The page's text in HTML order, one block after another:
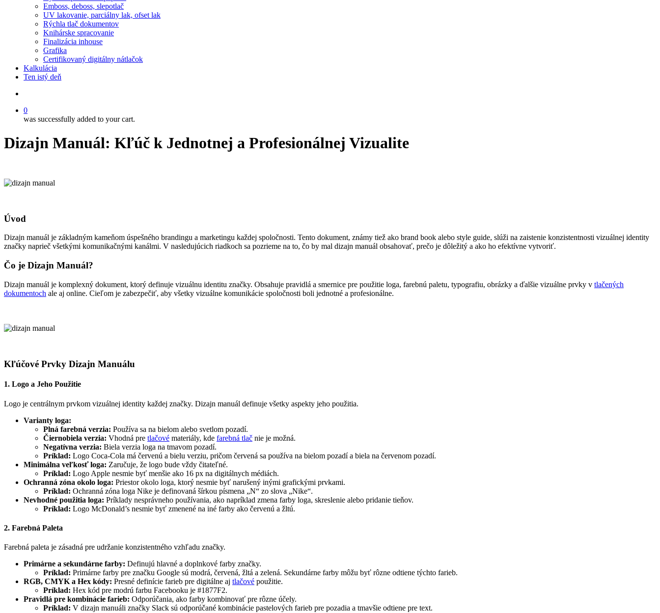
Emboss, deboss, slepotlač
UV lakovanie, parciálny lak, ofset lak
Rýchla tlač dokumentov
Knihárske spracovanie
Finalizácia inhouse
Grafika
Certifikovaný digitálny nátlačok
Kalkulácia
Ten istý deň
0
was successfully added to your cart.
Dizajn Manuál: Kľúč k Jednotnej a Profesionálnej Vizualite
Úvod
Dizajn manuál je základným kameňom úspešného brandingu a marketingu každej spoločnosti. Tento dokument, známy tiež ako brand book alebo style guide, slúži na zaistenie konzistentnosti vizuálnej identity
značky naprieč všetkými komunikačnými kanálmi. V nasledujúcich riadkoch sa pozrieme na to, čo by mal dizajn manuál obsahovať, prečo je dôležitý a ako ho efektívne vytvoriť.
Čo je Dizajn Manuál?
Dizajn manuál je komplexný dokument, ktorý definuje vizuálnu identitu značky. Obsahuje pravidlá a smernice pre použitie loga, farebnú paletu, typografiu, obrázky a ďalšie vizuálne prvky v tlačených
dokumentoch ale aj online. Cieľom je zabezpečiť, aby všetky vizuálne komunikácie spoločnosti boli jednotné a profesionálne.
Kľúčové Prvky Dizajn Manuálu
1. Logo a Jeho Použitie
Logo je centrálnym prvkom vizuálnej identity každej značky. Dizajn manuál definuje všetky aspekty jeho použitia.
Varianty loga:
Plná farebná verzia: Používa sa na bielom alebo svetlom pozadí.
Čiernobiela verzia: Vhodná pre tlačové materiály, kde farebná tlač nie je možná.
Negatívna verzia: Biela verzia loga na tmavom pozadí.
Príklad: Logo Coca-Cola má červenú a bielu verziu, pričom červená sa používa na bielom pozadí a biela na červenom pozadí.
Minimálna veľkosť loga: Zaručuje, že logo bude vždy čitateľné.
Príklad: Logo Apple nesmie byť menšie ako 16 px na digitálnych médiách.
Ochranná zóna okolo loga: Priestor okolo loga, ktorý nesmie byť narušený inými grafickými prvkami.
Príklad: Ochranná zóna loga Nike je definovaná šírkou písmena „N“ zo slova „Nike“.
Nevhodné použitia loga: Príklady nesprávneho používania, ako napríklad zmena farby loga, skreslenie alebo pridanie tieňov.
Príklad: Logo McDonald’s nesmie byť zmenené na iné farby ako červenú a žltú.
2. Farebná Paleta
Farebná paleta je zásadná pre udržanie konzistentného vzhľadu značky.
Primárne a sekundárne farby: Definujú hlavné a doplnkové farby značky.
Príklad: Primárne farby pre značku Google sú modrá, červená, žltá a zelená. Sekundárne farby môžu byť rôzne odtiene týchto farieb.
RGB, CMYK a Hex kódy: Presné definície farieb pre digitálne aj tlačové použitie.
Príklad: Hex kód pre modrú farbu Facebooku je #1877F2.
Pravidlá pre kombinácie farieb: Odporúčania, ako farby kombinovať pre rôzne účely.
Príklad: V dizajn manuáli značky Slack sú odporúčané kombinácie pastelových farieb pre pozadia a tmavšie odtiene pre text.